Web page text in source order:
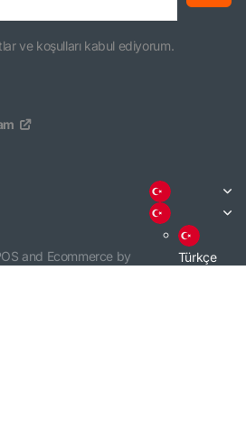
ve koşulları kabul ediyorum.
and Ecommerce by
Türkçe